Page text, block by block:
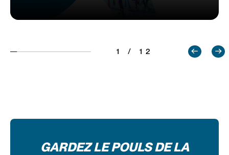
1 / 12
GARDEZ LE POULS DE LA